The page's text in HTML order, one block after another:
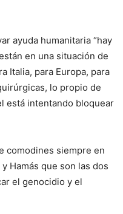
ayuda humanitaria “hay
en una situación de
Italia, para Europa, para
lo propio de
está intentando bloquear
comodines siempre en
Hamás que son las dos
el genocidio y el